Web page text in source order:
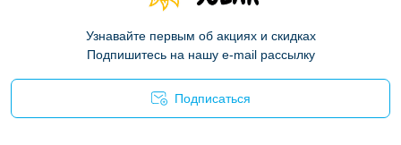
Узнавайте первым об акциях и скидках
Подпишитесь на нашу e-mail рассылку
Подписаться